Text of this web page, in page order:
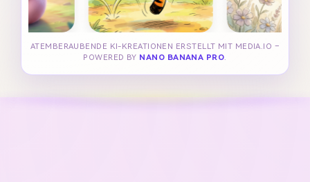
ATEMBERAUBENDE KI-KREATIONEN ERSTELLT MIT MEDIA.IO –
POWERED BY NANO BANANA PRO.